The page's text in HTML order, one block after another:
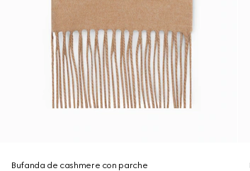
Bufanda de cashmere con parche